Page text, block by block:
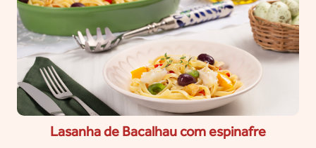
Lasanha de Bacalhau com espinafre